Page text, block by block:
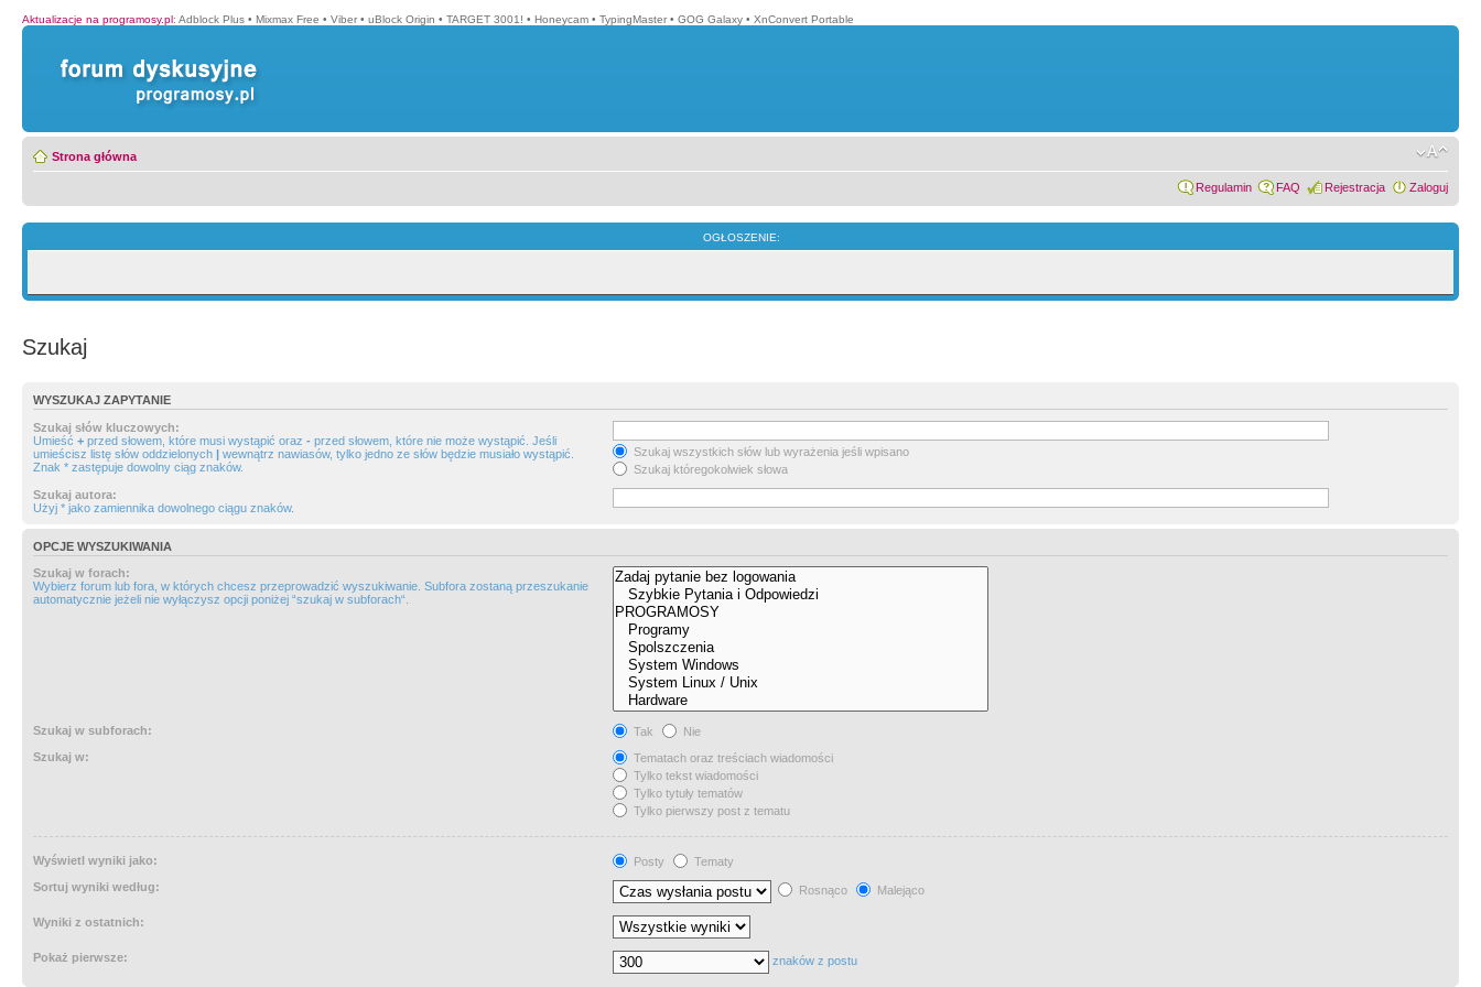
Aktualizacje na programosy.pl: Adblock Plus • Mixmax Free • Viber • uBlock Origin • TARGET 3001! • Honeycam • TypingMaster • GOG Galaxy • XnConvert Portable
Strona główna
Regulamin FAQ Rejestracja Zaloguj
OGŁOSZENIE:
Szukaj
WYSZUKAJ ZAPYTANIE
Szukaj słów kluczowych:
Umieść + przed słowem, które musi wystąpić oraz - przed słowem, które nie może wystąpić. Jeśli
umieścisz listę słów oddzielonych | wewnątrz nawiasów, tylko jedno ze słów będzie musiało wystąpić.
Znak * zastępuje dowolny ciąg znaków.
Szukaj wszystkich słów lub wyrażenia jeśli wpisano
Szukaj któregokolwiek słowa
Szukaj autora:
Użyj * jako zamiennika dowolnego ciągu znaków.
OPCJE WYSZUKIWANIA
Szukaj w forach:
Wybierz forum lub fora, w których chcesz przeprowadzić wyszukiwanie. Subfora zostaną przeszukanie
automatycznie jeżeli nie wyłączysz opcji poniżej “szukaj w subforach“.
Szukaj w subforach: Tak
Nie
Szukaj w:
Tematach oraz treściach wiadomości
Tylko tekst wiadomości
Tylko tytuły tematów
Tylko pierwszy post z tematu
Wyświetl wyniki jako: Posty
Tematy
Sortuj wyniki według:
Rosnąco Malejąco
Wyniki z ostatnich:
Pokaż pierwsze: znaków z postu